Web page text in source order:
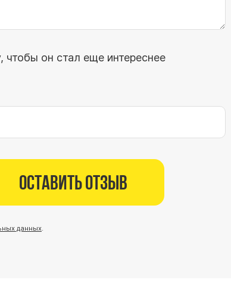
чтобы он стал еще интереснее
Оставить отзыв
данных.